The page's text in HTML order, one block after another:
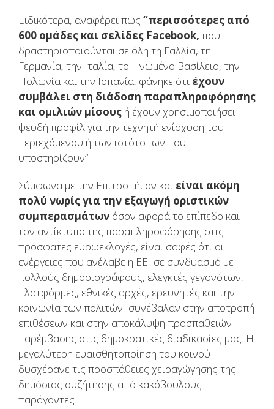
Ειδικότερα, αναφέρει πως “περισσότερες από
600 ομάδες και σελίδες Facebook, που
δραστηριοποιούνται σε όλη τη Γαλλία, τη
Γερμανία, την Ιταλία, το Ηνωμένο Βασίλειο, την
Πολωνία και την Ισπανία, φάνηκε ότι έχουν
συμβάλει στη διάδοση παραπληροφόρησης
και ομιλιών μίσους ή έχουν χρησιμοποιήσει
ψευδή προφίλ για την τεχνητή ενίσχυση του
περιεχόμενου ή των ιστότοπων που
υποστηρίζουν”.
Σύμφωνα με την Επιτροπή, αν και είναι ακόμη
πολύ νωρίς για την εξαγωγή οριστικών
συμπερασμάτων όσον αφορά το επίπεδο και
τον αντίκτυπο της παραπληροφόρησης στις
πρόσφατες ευρωεκλογές, είναι σαφές ότι οι
ενέργειες που ανέλαβε η ΕΕ -σε συνδυασμό με
πολλούς δημοσιογράφους, ελεγκτές γεγονότων,
πλατφόρμες, εθνικές αρχές, ερευνητές και την
κοινωνία των πολιτών- συνέβαλαν στην αποτροπή
επιθέσεων και στην αποκάλυψη προσπαθειών
παρέμβασης στις δημοκρατικές διαδικασίες μας. Η
μεγαλύτερη ευαισθητοποίηση του κοινού
δυσχέρανε τις προσπάθειες χειραγώγησης της
δημόσιας συζήτησης από κακόβουλους
παράγοντες.